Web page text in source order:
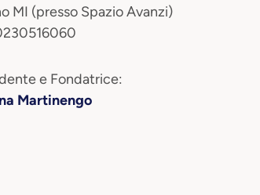
MI (presso Spazio Avanzi)
e Fondatrice:
Martinengo